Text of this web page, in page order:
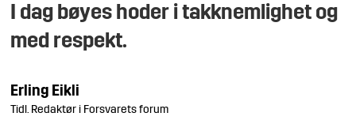
I dag bøyes hoder i takknemlighet og
med respekt.
Erling Eikli
Tidl. Redaktør i Forsvarets forum